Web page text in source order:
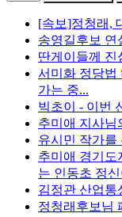
[속보]정청래,
송영길후보 연
딴게이들께
서미화 정당법
가는 중...
빅초이 - 이번
추미애 지사님
유시민 작가를
추미애 경기도
는 인동초 정
김정관 산업통
정청래후보님